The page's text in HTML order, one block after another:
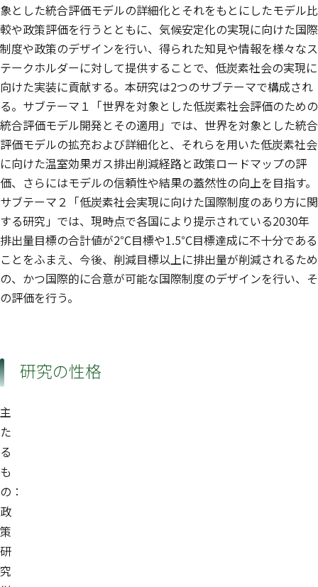
象とした統合評価モデルの詳細化とそれをもとにしたモデル比
較や政策評価を行うとともに、気候安定化の実現に向けた国際
制度や政策のデザインを行い、得られた知見や情報を様々なス
テークホルダーに対して提供することで、低炭素社会の実現に
向けた実装に貢献する。本研究は2つのサブテーマで構成され
る。サブテーマ１「世界を対象とした低炭素社会評価のための
統合評価モデル開発とその適用」では、世界を対象とした統合
評価モデルの拡充および詳細化と、それらを用いた低炭素社会
に向けた温室効果ガス排出削減経路と政策ロードマップの評
価、さらにはモデルの信頼性や結果の蓋然性の向上を目指す。
サブテーマ２「低炭素社会実現に向けた国際制度のあり方に関
する研究」では、現時点で各国により提示されている2030年
排出量目標の合計値が2℃目標や1.5℃目標達成に不十分である
ことをふまえ、今後、削減目標以上に排出量が削減されるため
の、かつ国際的に合意が可能な国際制度のデザインを行い、そ
の評価を行う。
研究の性格
主
た
る
も
の：
政
策
研
究